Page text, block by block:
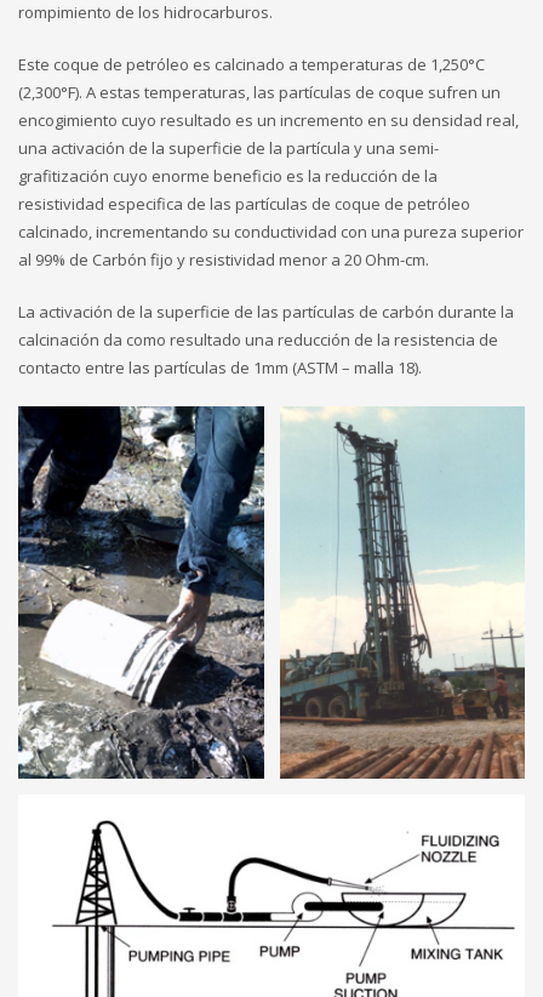
rompimiento de los hidrocarburos.
Este coque de petróleo es calcinado a temperaturas de 1,250°C
(2,300°F). A estas temperaturas, las partículas de coque sufren un
encogimiento cuyo resultado es un incremento en su densidad real,
una activación de la superficie de la partícula y una semi-
grafitización cuyo enorme beneficio es la reducción de la
resistividad especifica de las partículas de coque de petróleo
calcinado, incrementando su conductividad con una pureza superior
al 99% de Carbón fijo y resistividad menor a 20 Ohm-cm.
La activación de la superficie de las partículas de carbón durante la
calcinación da como resultado una reducción de la resistencia de
contacto entre las partículas de 1mm (ASTM – malla 18).